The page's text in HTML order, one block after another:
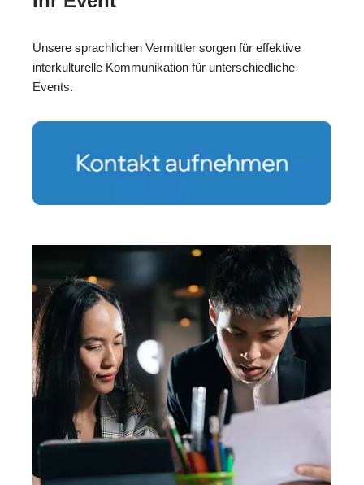
Unsere sprachlichen Vermittler sorgen für effektive
interkulturelle Kommunikation für unterschiedliche
Events.